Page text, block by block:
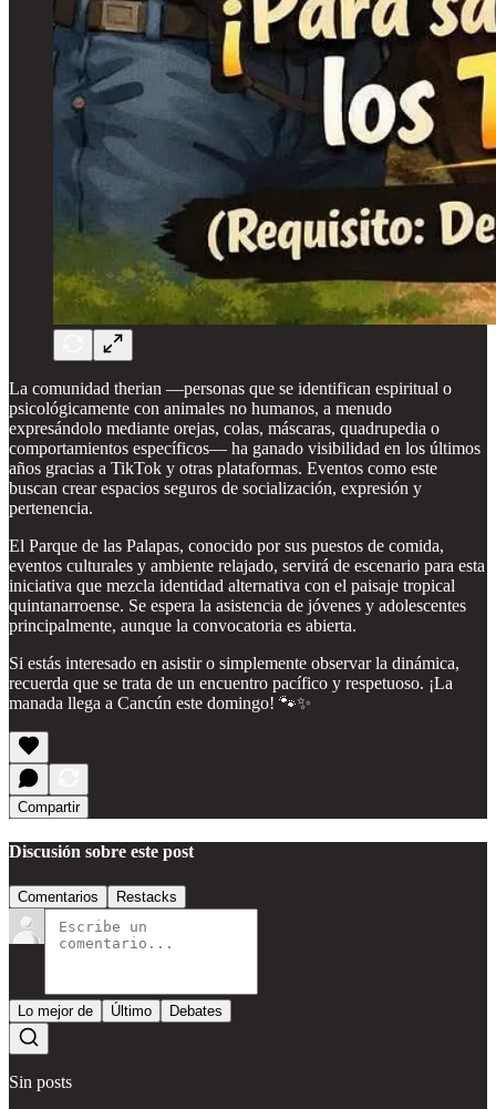
La comunidad therian —personas que se identifican espiritual o
psicológicamente con animales no humanos, a menudo
expresándolo mediante orejas, colas, máscaras, quadrupedia o
comportamientos específicos— ha ganado visibilidad en los últimos
años gracias a TikTok y otras plataformas. Eventos como este
buscan crear espacios seguros de socialización, expresión y
pertenencia.
El Parque de las Palapas, conocido por sus puestos de comida,
eventos culturales y ambiente relajado, servirá de escenario para esta
iniciativa que mezcla identidad alternativa con el paisaje tropical
quintanarroense. Se espera la asistencia de jóvenes y adolescentes
principalmente, aunque la convocatoria es abierta.
Si estás interesado en asistir o simplemente observar la dinámica,
recuerda que se trata de un encuentro pacífico y respetuoso. ¡La
manada llega a Cancún este domingo! 🐾✨
Compartir
Discusión sobre este post
Comentarios Restacks
Lo mejor de Último Debates
Sin posts